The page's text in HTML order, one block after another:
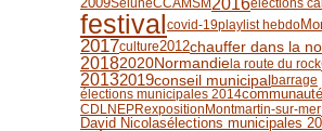
SéluneCCAMSM élections
festival covid-19playlist hebdo
2017culture2012chauffer dans la
20182020Normandiela route du rock
20132019conseil municipalbarrage
élections municipales 2014
CDLNEPRexpositionMontmartin-sur-mer
David Nicolasélections municipales